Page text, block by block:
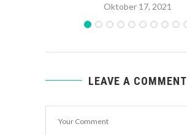
Oktober 17, 2021
LEAVE A COMMENT